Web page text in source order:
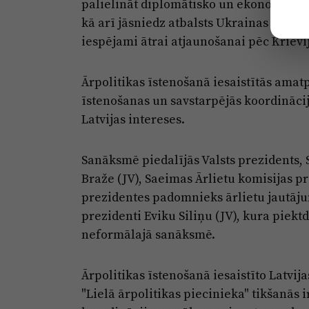
palielināt diplomātisko un
kā arī jāsniedz atbalsts Ukrainas
iespējami ātrai atjaunošanai pēc
Ārpolitikas īstenošanā iesaistītās
īstenošanas un savstarpējās
Latvijas intereses.
Sanāksmē piedalījās Valsts
Braže (JV), Saeimas Ārlietu komisijas
prezidentes padomnieks ārlietu
prezidenti Eviku Siliņu (JV), kura
neformālajā sanāksmē.
Ārpolitikas īstenošanā iesaistīto
"Lielā ārpolitikas piecinieka" tikšanās